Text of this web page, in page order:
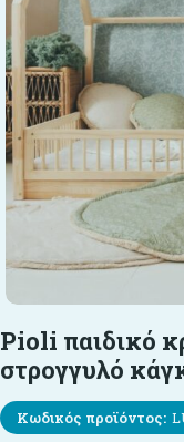
Pioli παιδικό
στρογγυλό
Κωδικός προϊόντος: